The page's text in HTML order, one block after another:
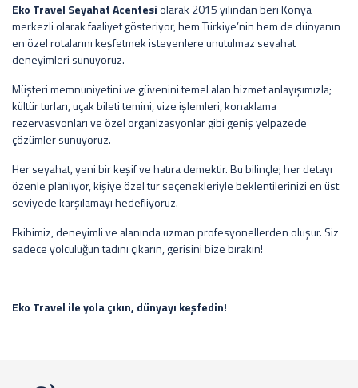
Eko Travel Seyahat Acentesiolarak 2015 yılından beri Konya
merkezli olarak faaliyet gösteriyor, hem Türkiye’nin hem de dünyanın
en özel rotalarını keşfetmek isteyenlere unutulmaz seyahat
deneyimleri sunuyoruz.
Müşteri memnuniyetini ve güvenini temel alan hizmet anlayışımızla;
kültür turları, uçak bileti temini, vize işlemleri, konaklama
rezervasyonları ve özel organizasyonlar gibi geniş yelpazede
çözümler sunuyoruz.
Her seyahat, yeni bir keşif ve hatıra demektir. Bu bilinçle; her detayı
özenle planlıyor, kişiye özel tur seçenekleriyle beklentilerinizi en üst
seviyede karşılamayı hedefliyoruz.
Ekibimiz, deneyimli ve alanında uzman profesyonellerden oluşur. Siz
sadece yolculuğun tadını çıkarın, gerisini bize bırakın!
Eko Travel ile yola çıkın, dünyayı keşfedin!